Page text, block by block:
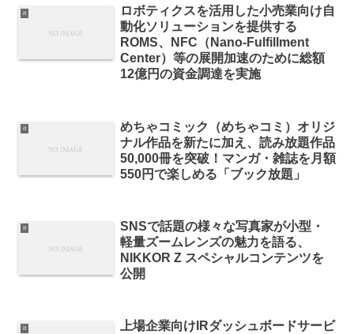
it
ロボティクスを活用した小売業向け自
動化ソリューションを提供する
ROMS、NFC（Nano-Fulfillment
Center）等の展開加速のために総額
12億円の資金調達を実施
it
めちゃコミック（めちゃコミ）オリジ
ナル作品を新たに加え、読み放題作品
50,000冊を突破！マンガ・雑誌を月額
550円で楽しめる「ブック放題」
it
SNSで話題の様々な写真家が小型・
軽量ズームレンズの魅力を語る、
NIKKOR Z スペシャルコンテンツを
公開
it
上場企業向けIRダッシュボードサービ